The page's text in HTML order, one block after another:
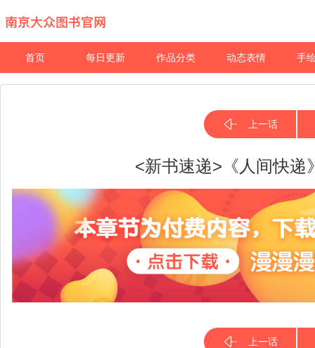
首页 每日更新 作品分类 动态表情 手
上一话
<新书速递>《人间快递
上一话